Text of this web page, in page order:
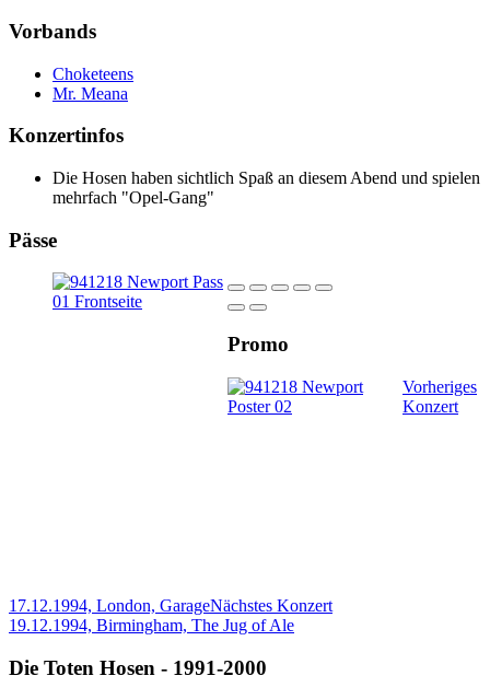
Vorbands
Choketeens
Mr. Meana
Konzertinfos
Die Hosen haben sichtlich Spaß an diesem Abend und spielen
mehrfach "Opel-Gang"
Pässe
Promo
Vorheriges
Konzert
17.12.1994, London, GarageNächstes Konzert
19.12.1994, Birmingham, The Jug of Ale
Die Toten Hosen - 1991-2000